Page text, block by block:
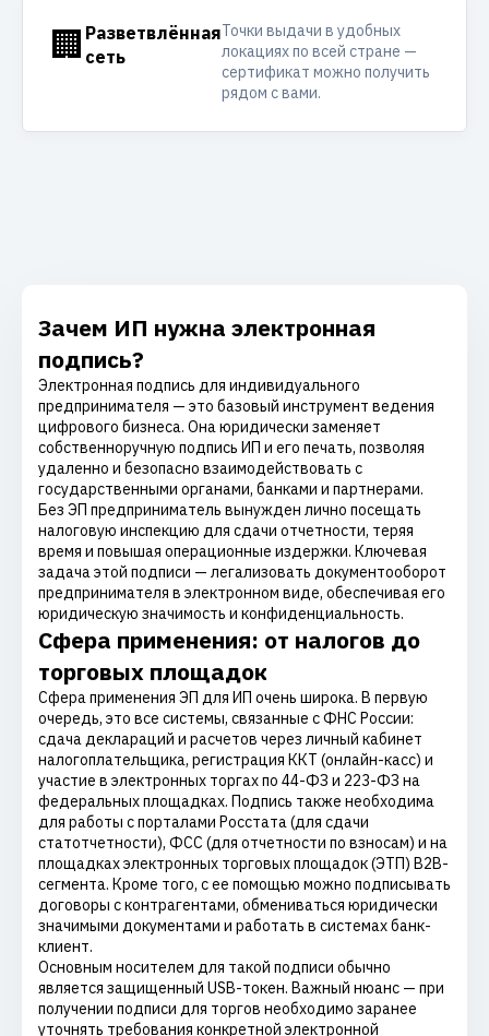
🏢 Разветвлённая
сеть
Точки выдачи в удобных
локациях по всей стране —
сертификат можно получить
рядом с вами.
Зачем ИП нужна электронная
подпись?
Электронная подпись для индивидуального
предпринимателя — это базовый инструмент ведения
цифрового бизнеса. Она юридически заменяет
собственноручную подпись ИП и его печать, позволяя
удаленно и безопасно взаимодействовать с
государственными органами, банками и партнерами.
Без ЭП предприниматель вынужден лично посещать
налоговую инспекцию для сдачи отчетности, теряя
время и повышая операционные издержки. Ключевая
задача этой подписи — легализовать документооборот
предпринимателя в электронном виде, обеспечивая его
юридическую значимость и конфиденциальность.
Сфера применения: от налогов до
торговых площадок
Сфера применения ЭП для ИП очень широка. В первую
очередь, это все системы, связанные с ФНС России:
сдача деклараций и расчетов через личный кабинет
налогоплательщика, регистрация ККТ (онлайн-касс) и
участие в электронных торгах по 44-ФЗ и 223-ФЗ на
федеральных площадках. Подпись также необходима
для работы с порталами Росстата (для сдачи
статотчетности), ФСС (для отчетности по взносам) и на
площадках электронных торговых площадок (ЭТП) B2B-
сегмента. Кроме того, с ее помощью можно подписывать
договоры с контрагентами, обмениваться юридически
значимыми документами и работать в системах банк-
клиент.
Основным носителем для такой подписи обычно
является защищенный USB-токен. Важный нюанс — при
получении подписи для торгов необходимо заранее
уточнять требования конкретной электронной